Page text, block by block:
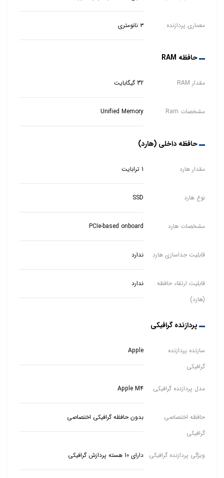
معماری پردازنده ۳ نانومتری
حافظه RAM
مقدار RAM 32 گیگابایت
مشخصات Ram Unified Memory
حافظه داخلی (هارد)
مقدار هارد 1 ترابایت
نوع هارد SSD
مشخصات هارد PCIe-based onboard
قابلیت جداسازی هارد ندارد
قابلیت ارتقاء حافظه
(هارد)
ندارد
پردازنده گرافیکی
سازنده پردازنده
گرافیکی
Apple
مدل پردازنده گرافیکی Apple M4
حافظه اختصاصی
گرافیکی
بدون حافظه گرافیکی اختصاصی
ویژگی پردازنده گرافیکی دارای 10 هسته پردازش گرافیکی